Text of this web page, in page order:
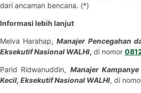
dari ancaman bencana. (*)
Informasi lebih lanjut
Melva Harahap,Manajer Pencegahan
Eksekutif Nasional WALHI, di nomor
Parid Ridwanuddin, Manajer
Kecil, Eksekutif Nasional WALHI, di